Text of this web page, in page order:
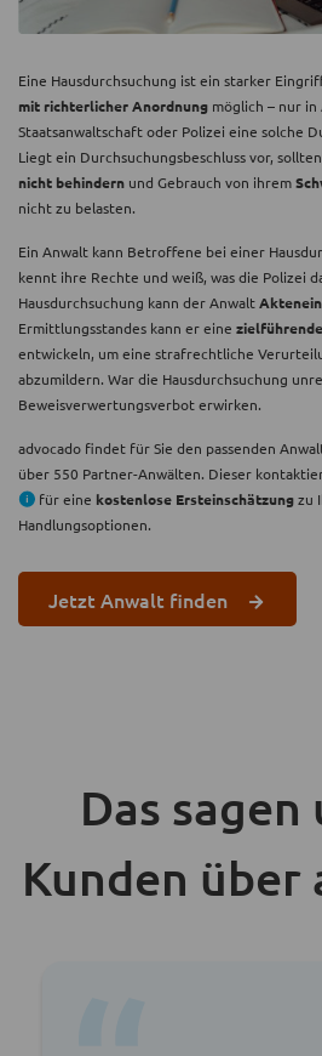
Eine Hausdurchsuchung ist ein starker
mit richterlicher Anordnung möglich – nur
Staatsanwaltschaft oder Polizei eine solche
Liegt ein Durchsuchungsbeschluss vor,
nicht behindern und Gebrauch von ihrem
nicht zu belasten.
Ein Anwalt kann Betroffene bei einer
kennt ihre Rechte und weiß, was die Polizei
Hausdurchsuchung kann der Anwalt
Ermittlungsstandes kann er eine
entwickeln, um eine strafrechtliche
abzumildern. War die Hausdurchsuchung
Beweisverwertungsverbot erwirken.
advocado findet für Sie den passenden
über 550 Partner-Anwälten. Dieser
für eine kostenlose Ersteinschätzungzu
Handlungsoptionen.
Jetzt Anwalt finden
Das sagen
Kunden über